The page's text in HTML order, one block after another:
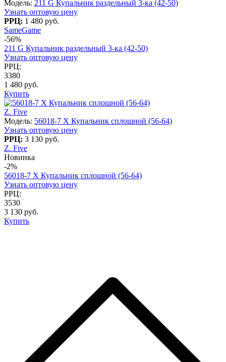
Модель: 211 G Купальник раздельный 3-ка (42-50)
Узнать оптовую цену
РРЦ: 1 480 руб.
SameGame
-56%
211 G Купальник раздельный 3-ка (42-50)
Узнать оптовую цену
РРЦ:
3380
1 480 руб.
Купить
Z. Five
Модель: 56018-7 X Купальник сплошной (56-64)
Узнать оптовую цену
РРЦ: 3 130 руб.
Z. Five
Новинка
-2%
56018-7 X Купальник сплошной (56-64)
Узнать оптовую цену
РРЦ:
3530
3 130 руб.
Купить